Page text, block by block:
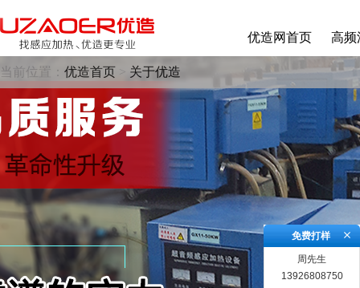
优造网首页 高频
当前位置： 优造首页 > 关于优造
免费打样
周先生
13926808750